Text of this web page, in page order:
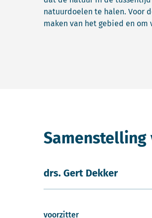
natuurdoelen te halen. Voor
maken van het gebied en
drs. Gert Dekker
voorzitter